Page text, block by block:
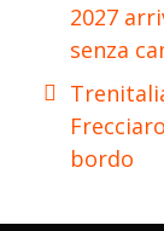
2027
senza
bordo